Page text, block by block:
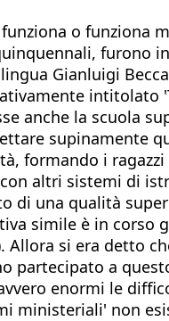
o funziona
furono
Gianluigi
intitolato
anche la scuola
supinamente
formando i
altri sistemi di
una qualità
simile è in corso
Allora si era detto
a
enormi le
ministeriali' non